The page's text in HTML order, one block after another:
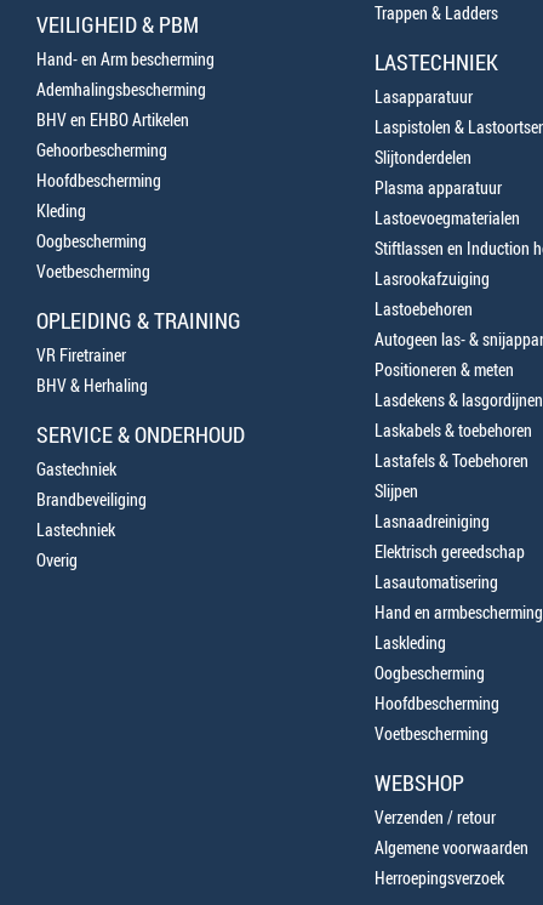
VEILIGHEID & PBM
Hand- en Arm bescherming
Ademhalingsbescherming
BHV en EHBO Artikelen
Gehoorbescherming
Hoofdbescherming
Kleding
Oogbescherming
Voetbescherming
OPLEIDING & TRAINING
VR Firetrainer
BHV & Herhaling
SERVICE & ONDERHOUD
Gastechniek
Brandbeveiliging
Lastechniek
Overig
Trappen & Ladders
LASTECHNIEK
Lasapparatuur
Laspistolen &
Slijtonderdelen
Plasma apparatuur
Lastoevoegmaterialen
Stiftlassen en Induction
Lasrookafzuiging
Lastoebehoren
Autogeen las- &
Positioneren & meten
Lasdekens & lasgordijnen
Laskabels & toebehoren
Lastafels & Toebehoren
Slijpen
Lasnaadreiniging
Elektrisch gereedschap
Lasautomatisering
Hand en armbescherming
Laskleding
Oogbescherming
Hoofdbescherming
Voetbescherming
WEBSHOP
Verzenden / retour
Algemene voorwaarden
Herroepingsverzoek